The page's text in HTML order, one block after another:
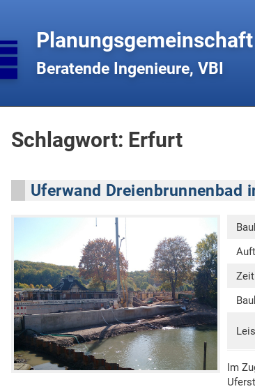
Beratende Ingenieure, VBI
Schlagwort: Erfurt
Uferwand Dreienbrunnenbad
Im